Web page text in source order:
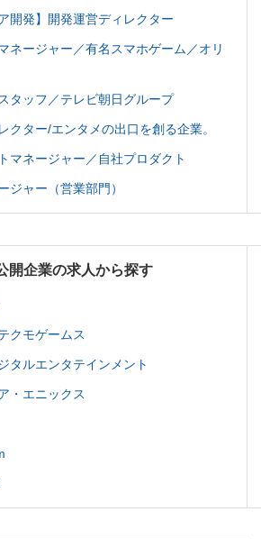
開発】開発運営ディレクター
ネージャー／有名スマホゲーム／オリ
タッフ／テレビ朝日グループ
クター/エンタメの出口を創る企業。
マネージャー／自社プロダクト
ジャー（営業部門）
開企業の求人から探す
クモゲームス
タルエンタテインメント
・エニックス